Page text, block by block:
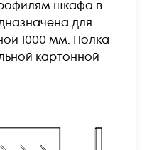
шкафа в
для
1000 мм. Полка
картонной